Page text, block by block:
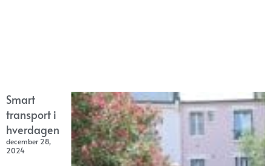
Smart
transport i
hverdagen
december 28,
2024